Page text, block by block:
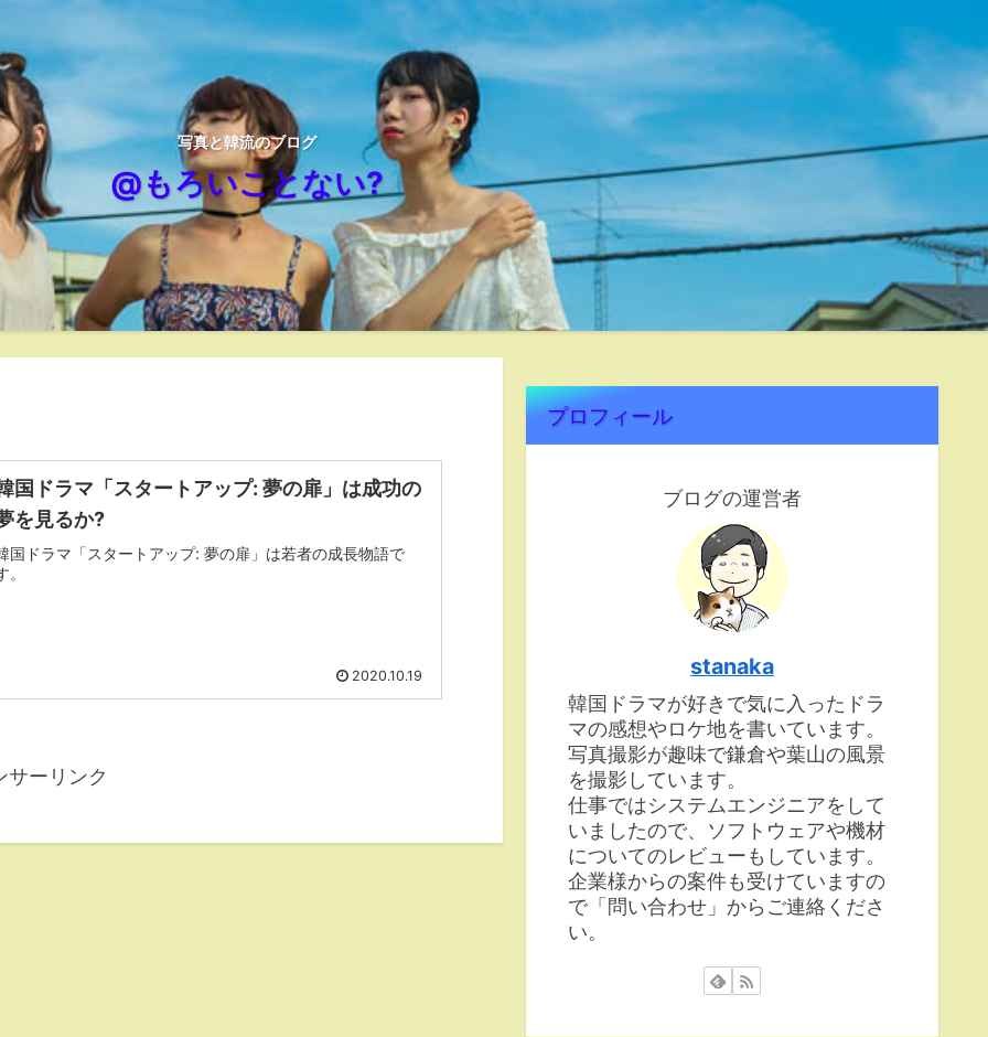
写真と韓流のブログ
@もろいことない?
国ドラマ「スタートアップ: 夢の扉」は成功の
を見るか?
国ドラマ「スタートアップ: 夢の扉」は若者の成長物語で
。
2020.10.19
サーリンク
プロフィール
ブログの運営者
stanaka
韓国ドラマが好きで気に入ったドラ
マの感想やロケ地を書いています。
写真撮影が趣味で鎌倉や葉山の風景
を撮影しています。
仕事ではシステムエンジニアをして
いましたので、ソフトウェアや機材
についてのレビューもしています。
企業様からの案件も受けていますの
で「問い合わせ」からご連絡くださ
い。